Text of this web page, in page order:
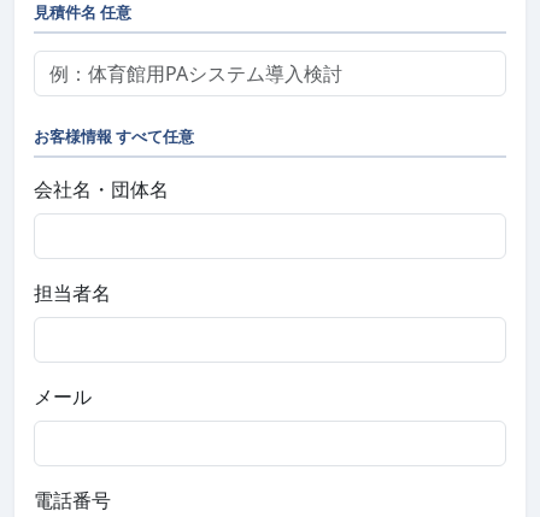
見積件名 任意
お客様情報 すべて任意
会社名・団体名
担当者名
メール
電話番号